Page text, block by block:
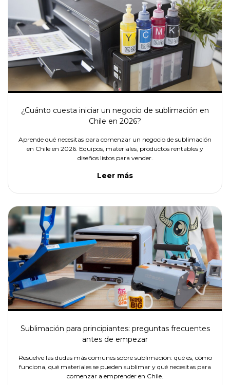
¿Cuánto cuesta iniciar un negocio de sublimación en
Chile en 2026?
Aprende qué necesitas para comenzar un negocio de sublimación
en Chile en 2026. Equipos, materiales, productos rentables y
diseños listos para vender.
Leer más
Sublimación para principiantes: preguntas frecuentes
antes de empezar
Resuelve las dudas más comunes sobre sublimación: qué es, cómo
funciona, qué materiales se pueden sublimar y qué necesitas para
comenzar a emprender en Chile.